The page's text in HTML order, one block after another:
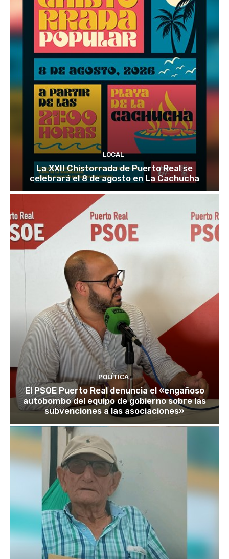
LOCAL
La XXII Chistorrada de Puerto Real se
celebrará el 8 de agosto en La Cachucha
POLÍTICA
El PSOE Puerto Real denuncia el «engañoso
autobombo del equipo de gobierno sobre las
subvenciones a las asociaciones»